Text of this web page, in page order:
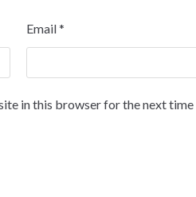
Email*
in this browser for the next